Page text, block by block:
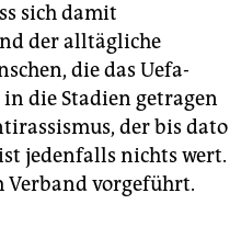
sich damit
der alltägliche
die das Uefa-
die Stadien getragen
der bis dato
jedenfalls nichts wert.
Verband vorgeführt.